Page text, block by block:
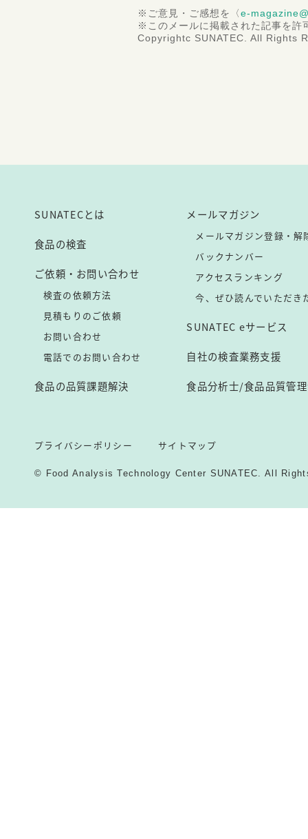
※ご意見・ご感想を〈e-
※このメールに掲載された記事を許
Copyrightc SUNATEC. All Rights
SUNATECとは
食品の検査
ご依頼・お問い合わせ
検査の依頼方法
見積もりのご依頼
お問い合わせ
電話でのお問い合わせ
食品の品質課題解決
メールマガジン
メールマガジン登録・解
バックナンバー
アクセスランキング
今、ぜひ読んでいただき
SUNATEC eサービス
自社の検査業務支援
食品分析士/食品品質管
プライバシーポリシー サイトマップ
© Food Analysis Technology Center SUNATEC. All